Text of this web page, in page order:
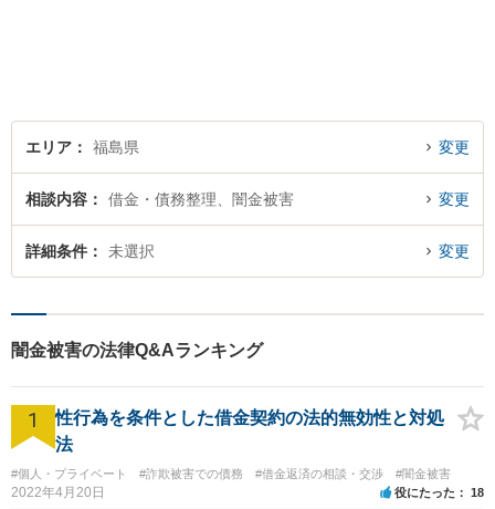
エリア 福島県 変更
相談内容 借金・債務整理、闇金被害 変更
詳細条件 未選択 変更
闇金被害の法律Q&Aランキング
1
性行為を条件とした借金契約の法的無効性と対処
法
#個人・プライベート #詐欺被害での債務 #借金返済の相談・交渉 #闇金被害
2022年4月20日 役にたった 18